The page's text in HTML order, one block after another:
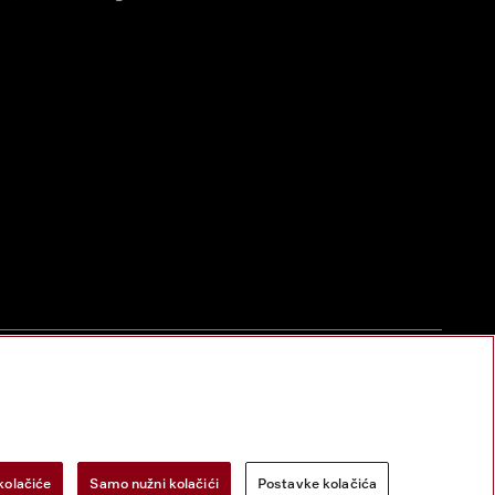
Samo nužni kolačići Postavke kolačića